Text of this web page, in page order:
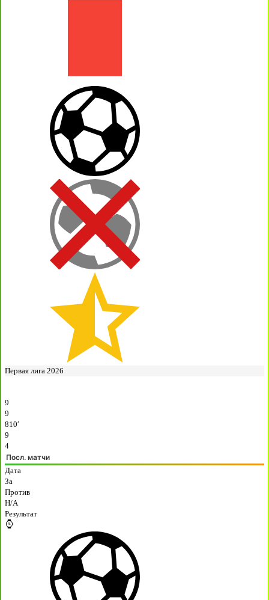
Первая лига 2026
9
9
810′
9
4
Посл. матчи
Дата
За
Против
H/A
Результат